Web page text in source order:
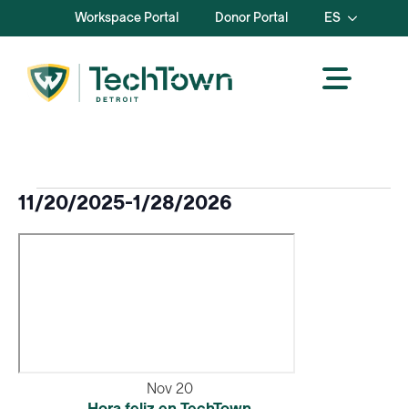
Workspace Portal Donor Portal ES
Eventos
11/20/2025-1/28/2026
Nov 20